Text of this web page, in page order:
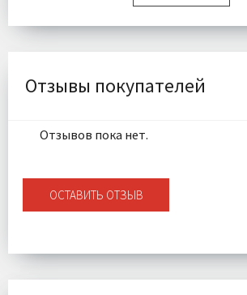
Размер:
Отзывы покупателей
Отзывов пока нет.
ОСТАВИТЬ ОТЗЫВ